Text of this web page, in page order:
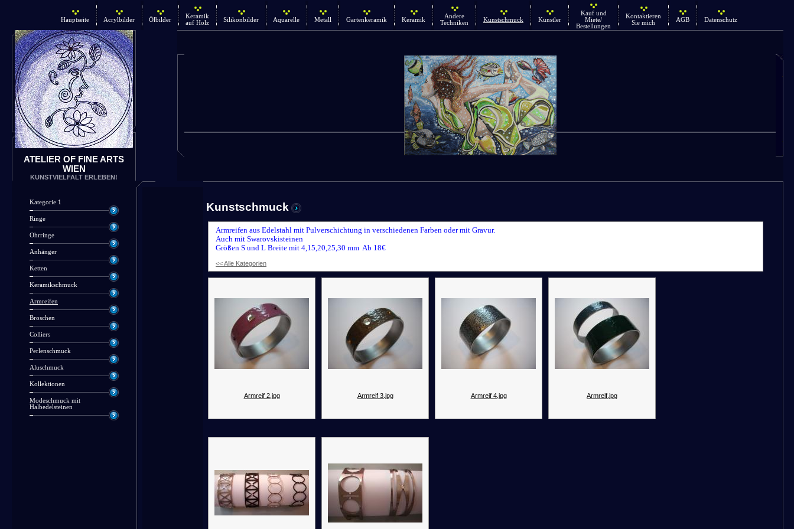
Hauptseite Acrylbilder Ölbilder
Keramik
auf Holz
Silikonbilder Aquarelle Metall Gartenkeramik Keramik
Andere
Techniken
Kunstschmuck Künstler
Kauf und
Miete/
Bestellungen
Kontaktieren
Sie mich
AGB Datenschutz
ATELIER OF FINE ARTS
WIEN
KUNSTVIELFALT ERLEBEN!
Kategorie 1
Ringe
Ohrringe
Anhänger
Ketten
Keramikschmuck
Armreifen
Broschen
Colliers
Perlenschmuck
Aluschmuck
Kollektionen
Modeschmuck mit
Halbedelsteinen
Kunstschmuck
Armreifen aus Edelstahl mit Pulverschichtung in verschiedenen Farben oder mit Gravur.
Auch mit Swarovskisteinen
Größen S und L Breite mit 4,15,20,25,30 mm Ab 18€
<< Alle Kategorien
Armreif 2.jpg Armreif 3.jpg Armreif 4.jpg Armreif.jpg